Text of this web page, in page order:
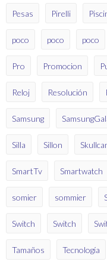
Pesas Pirelli
poco poco poco
Pro Promocion
Reloj Resolución
Samsung
Silla Sillon
SmartTv Smartwatch
somier sommier
Switch Switch
Tamaños Tecnología